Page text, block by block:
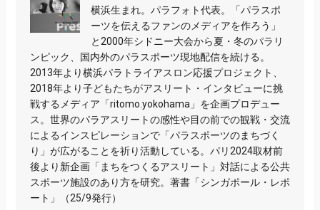
横浜生まれ。パラフォト代表。「パラスポ
ーツを伝えるファンのメディアを作ろう」
と2000年シドニー大会から夏・冬のパラリ
ンピック、国内外のパラスポーツ現地配信を続ける。
2013年より横浜パラトライアスロン応援プロジェクト、
2018年より子どもたちがアスリート・インタビューに挑
戦するメディア「ritomo.yokohama」を企画プロデュー
ス。世界のパラアスリートの感性や目の前での観戦・交流
によるインスピレーションで「パラスポーツのまちづく
り」が広がることを祈り活動している。パリ2024取材前
後より新企画「まちをつくるアスリート」対話による公共
スポーツ施設のあり方を研究。著書「シンガポール・レポ
ート」（25/9発行）